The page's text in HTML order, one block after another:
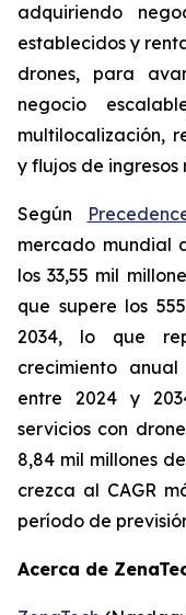
adquiriendo
establecidos y
drones, para
negocio
multilocalización,
y flujos de ingresos
Según
mercado mundial
los 33,55 mil
que supere los
2034, lo que
crecimiento
entre 2024 y
servicios con
8,84 mil millones
crezca al CAGR
período de
Acerca de